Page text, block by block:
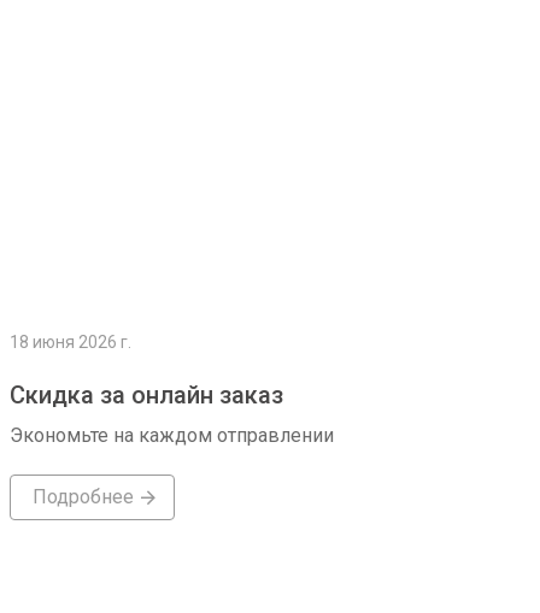
18 июня 2026 г.
Скидка за онлайн заказ
Экономьте на каждом отправлении
Подробнее